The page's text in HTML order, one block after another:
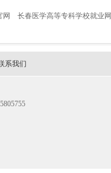
网 长春医学高等专科学校就业网
系我们